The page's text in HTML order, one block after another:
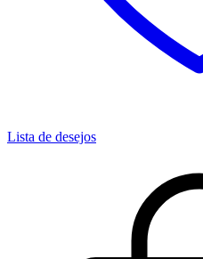
Lista de desejos